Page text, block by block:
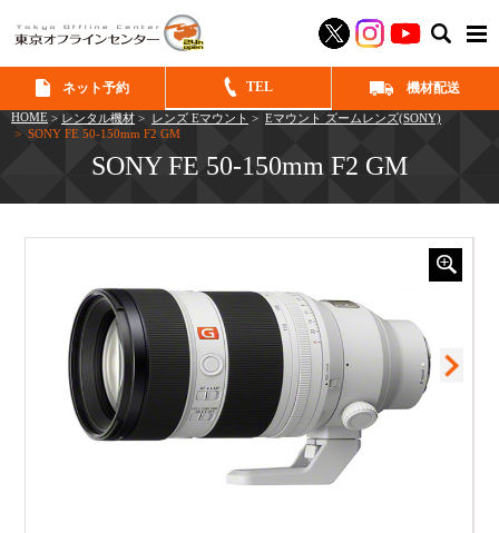
ネット予約 TEL 機材配送
HOME > レンタル機材 > レンズ Eマウント > Eマウント ズームレンズ(SONY)
> SONY FE 50-150mm F2 GM
SONY FE 50-150mm F2 GM